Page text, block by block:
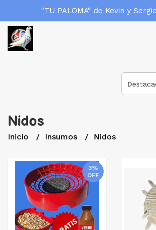
"TU PALOMA" de Kevin y
Nidos
Inicio Insumos Nidos
3%
OFF